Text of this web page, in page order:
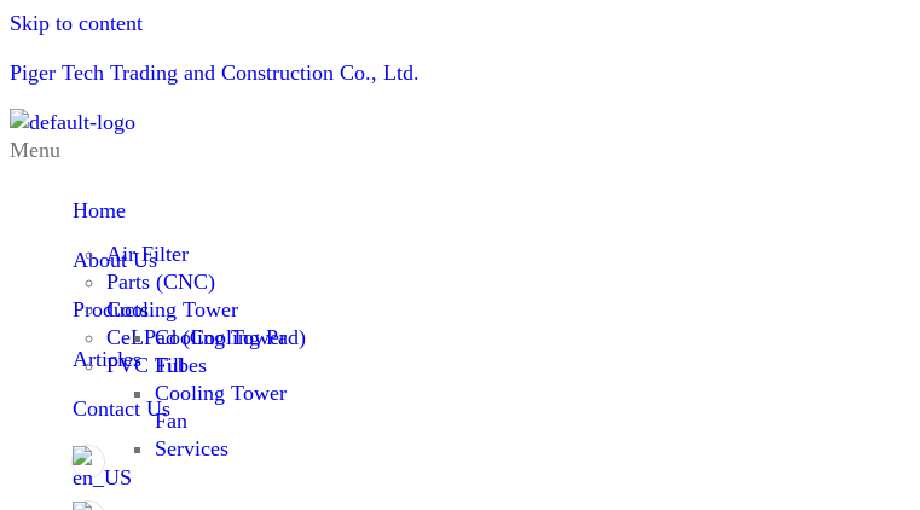
Skip to content
Piger Tech Trading and Construction Co., Ltd.
Menu
Home
About Us
Products
Air Filter
Parts (CNC)
Cooling Tower
Cooling Tower
Fill
Cooling Tower
Fan
Services
CeLPad (Cooling Pad)
PVC Tubes
Articles
Contact Us